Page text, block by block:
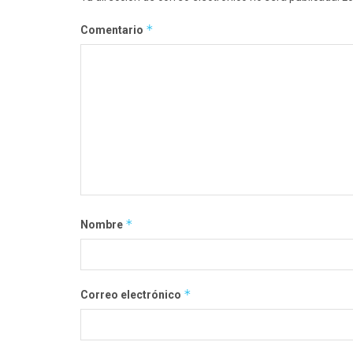
Comentario *
Nombre *
Correo electrónico *